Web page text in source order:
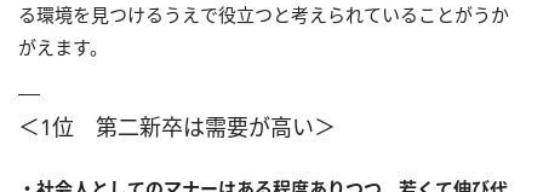
る環境を見つけるうえで役立つと考えられていることがうか
がえます。
＜1位 第二新卒は需要が高い＞